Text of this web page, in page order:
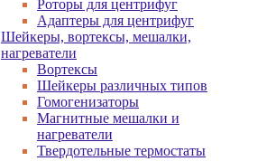
Роторы для центрифуг
Адаптеры для центрифуг
Шейкеры, вортексы, мешалки,
нагреватели
Вортексы
Шейкеры различных типов
Гомогенизаторы
Магнитные мешалки и
нагреватели
Твердотельные термостаты